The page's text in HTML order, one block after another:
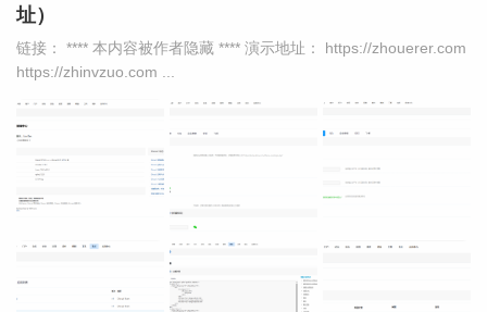
址）
链接： **** 本内容被作者隐藏 **** 演示地址： https://zhouerer.com
https://zhinvzuo.com ...